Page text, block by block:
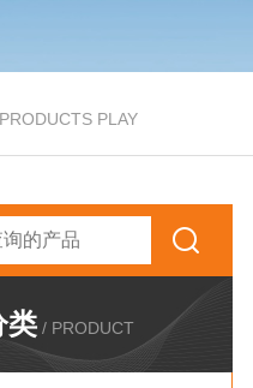
PLAY
类 / PRODUCT